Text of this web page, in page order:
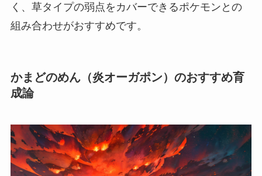
く、草タイプの弱点をカバーできるポケモンとの
組み合わせがおすすめです。
かまどのめん（炎オーガポン）のおすすめ育
成論